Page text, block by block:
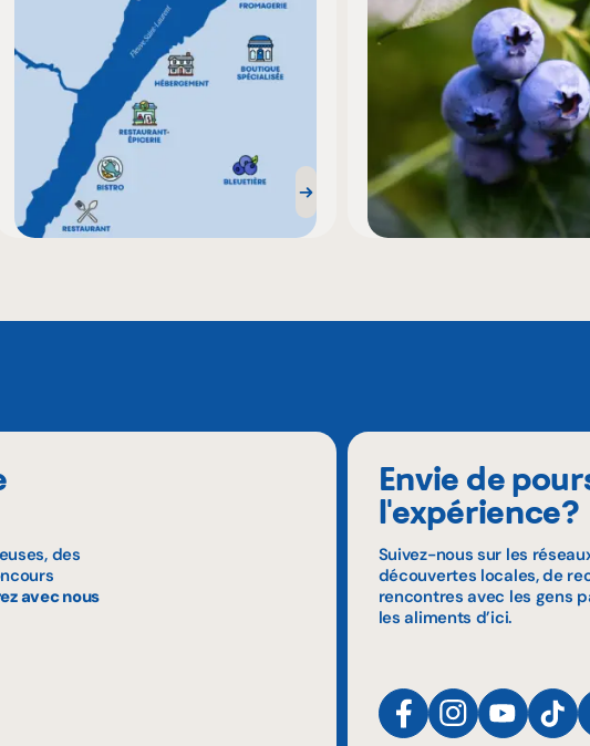
des
avec nous
Envie de
l'expérience?
Suivez-nous sur les
découvertes locales, de
rencontres avec les gens
les aliments d’ici.